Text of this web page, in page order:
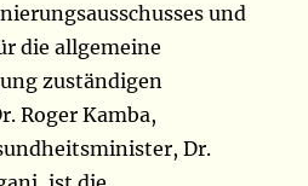
und
die allgemeine
zuständigen
Roger Kamba,
Dr.